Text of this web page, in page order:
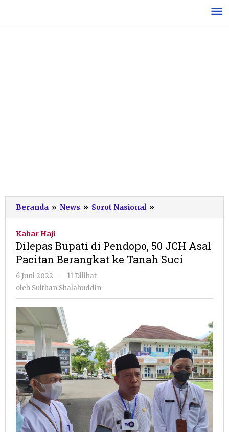
konten
Beranda » News » Sorot Nasional »
Bupati
50
JCH
Suci
Kabar Haji
Dilepas Bupati di Pendopo, 50 JCH Asal
Pacitan Berangkat ke Tanah Suci
6 Juni 2022
oleh
Sulthan
-
11 Dilihat
oleh Sulthan Shalahuddin